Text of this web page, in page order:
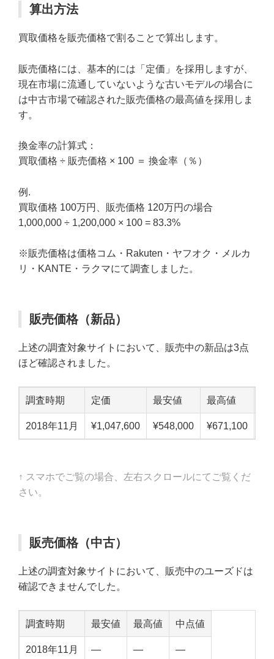
算出方法
買取価格を販売価格で割ることで算出します。
販売価格には、基本的には「定価」を採用しますが、
現在市場に流通していないような古いモデルの場合に
は中古市場で確認された販売価格の最高値を採用しま
す。
換金率の計算式：
買取価格 ÷ 販売価格 × 100 ＝ 換金率（％）
例.
買取価格 100万円、販売価格 120万円の場合
1,000,000 ÷ 1,200,000 × 100 = 83.3%
※販売価格は価格コム・Rakuten・ヤフオク・メルカ
リ・KANTE・ラクマにて調査しました。
販売価格（新品）
上述の調査対象サイトにおいて、販売中の新品は3点
ほど確認されました。
調査時期 定価 最安値 最高値
2018年11月 ¥1,047,600 ¥548,000 ¥671,100
↑ スマホでご覧の場合、左右スクロールにてご覧くだ
さい。
販売価格（中古）
上述の調査対象サイトにおいて、販売中のユーズドは
確認できませんでした。
調査時期 最安値 最高値 中点値
2018年11月 — — —